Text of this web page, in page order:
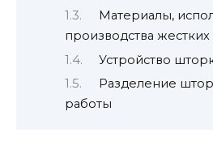
Материалы,
производства
Устройство
Разделение
работы